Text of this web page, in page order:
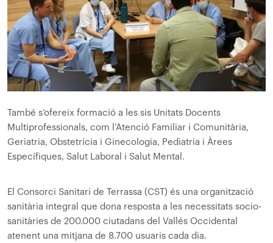
També s’ofereix formació a les sis Unitats Docents
Multiprofessionals, com l’Atenció Familiar i Comunitària,
Geriatria, Obstetrícia i Ginecologia, Pediatria i Àrees
Específiques, Salut Laboral i Salut Mental.
El Consorci Sanitari de Terrassa (CST) és una organització
sanitària integral que dona resposta a les necessitats socio-
sanitàries de 200.000 ciutadans del Vallés Occidental
atenent una mitjana de 8.700 usuaris cada dia.